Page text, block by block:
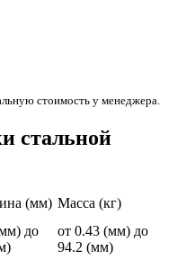
стоимость у менеджера.
стальной
(мм) Масса (кг)
до
от 0.43 (мм) до
94.2 (мм)